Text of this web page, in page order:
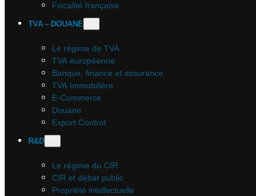
Fiscalité française
TVA – DOUANE
Le régime de TVA
TVA européenne
Banque, finance et assurance
TVA Immobilière
E-Commerce
Douane
Export Control
R&D
Le régime du CIR
CIR et débat public
Propriété intellectuelle